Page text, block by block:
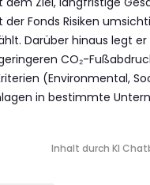
Fonds Risiken
Darüber hinaus legt
CO₂-
(Environmental,
in bestimmte
Inhalt durch KI